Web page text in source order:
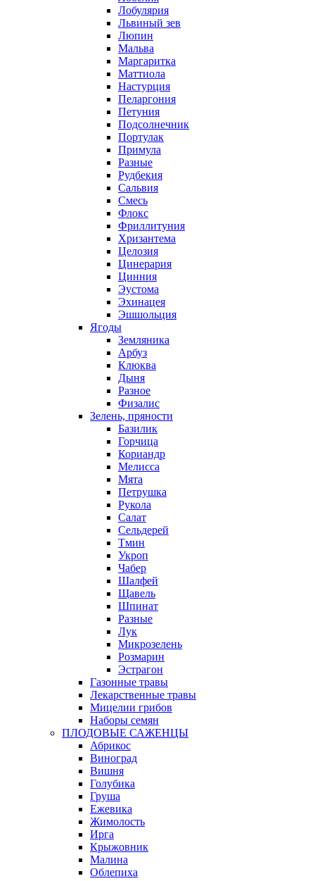
Лобулярия
Львиный зев
Люпин
Мальва
Маргаритка
Маттиола
Настурция
Пеларгония
Петуния
Подсолнечник
Портулак
Примула
Разные
Рудбекия
Сальвия
Смесь
Флокс
Фриллитуния
Хризантема
Целозия
Цинерария
Цинния
Эустома
Эхинацея
Эшшольция
Ягоды
Земляника
Арбуз
Клюква
Дыня
Разное
Физалис
Зелень, пряности
Базилик
Горчица
Кориандр
Мелисса
Мята
Петрушка
Рукола
Салат
Сельдерей
Тмин
Укроп
Чабер
Шалфей
Щавель
Шпинат
Разные
Лук
Микрозелень
Розмарин
Эстрагон
Газонные травы
Лекарственные травы
Мицелии грибов
Наборы семян
ПЛОДОВЫЕ САЖЕНЦЫ
Абрикос
Виноград
Вишня
Голубика
Груша
Ежевика
Жимолость
Ирга
Крыжовник
Малина
Облепиха